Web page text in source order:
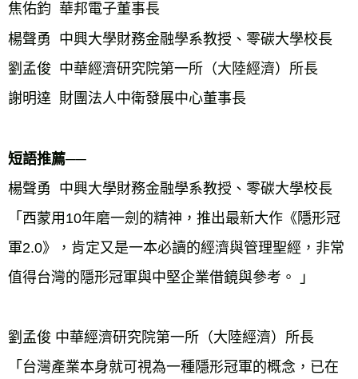
焦佑鈞  華邦電子董事長
楊聲勇  中興大學財務金融學系教授、零碳大學校長
劉孟俊  中華經濟研究院第一所（大陸經濟）所長
謝明達  財團法人中衛發展中心董事長
短語推薦──
楊聲勇  中興大學財務金融學系教授、零碳大學校長
「西蒙用10年磨一劍的精神，推出最新大作《隱形冠
軍2.0》，肯定又是一本必讀的經濟與管理聖經，非常
值得台灣的隱形冠軍與中堅企業借鏡與參考。 」
劉孟俊 中華經濟研究院第一所（大陸經濟）所長
「台灣產業本身就可視為一種隱形冠軍的概念，已在